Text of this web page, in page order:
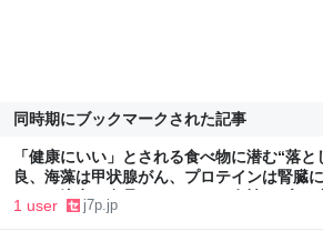
同時期にブックマークされた記事
「健康にいい」とされる食べ物に潜む“落
良、海藻は甲状腺がん、プロテインは腎臓
りすぎ注意の食品リスト (1/1)| 女性セブンプ
1 user j7p.jp